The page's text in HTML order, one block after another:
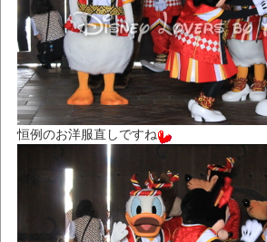
恒例のお洋服直しですね